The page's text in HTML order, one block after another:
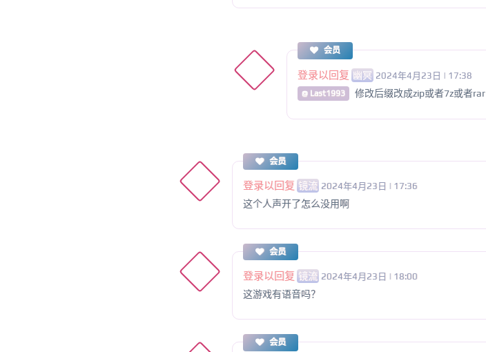
会员
登录以回复 幽冥 2024年4月23日 | 17:38
@ Last1993 修改后缀改成zip或者7z或者rar
会员
登录以回复 镜流 2024年4月23日 | 17:36
这个人声开了怎么没用啊
会员
登录以回复 镜流 2024年4月23日 | 18:00
这游戏有语音吗？
会员